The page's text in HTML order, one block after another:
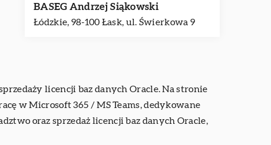
BASEG Andrzej Siąkowski
Łódzkie, 98-100 Łask, ul. Świerkowa 9
licencji baz danych Oracle. Na stronie
w Microsoft 365 / MS Teams, dedykowane
oraz sprzedaż licencji baz danych Oracle,